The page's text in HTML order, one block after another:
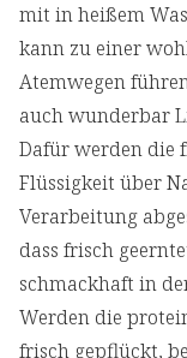
mit in heißem
kann zu einer
Atemwegen
auch wunderbar
Dafür werden die
Flüssigkeit über
Verarbeitung
dass frisch
schmackhaft in
Werden die
frisch gepflückt,